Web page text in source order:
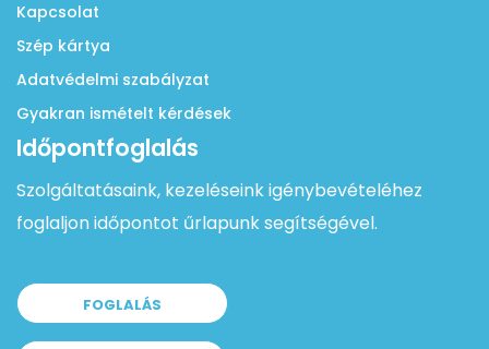
Kapcsolat
Szép kártya
Adatvédelmi szabályzat
Gyakran ismételt kérdések
Időpontfoglalás
Szolgáltatásaink, kezeléseink igénybevételéhez
foglaljon időpontot űrlapunk segítségével.
FOGLALÁS